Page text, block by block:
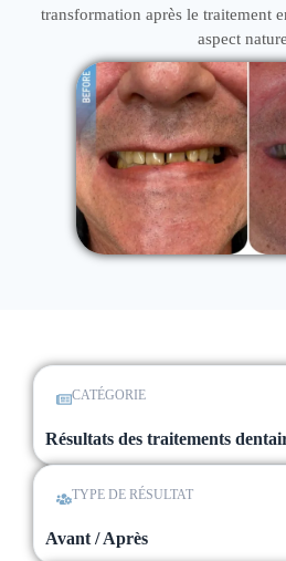
transformation après le traitement
aspect
CATÉGORIE
Résultats des traitements
TYPE DE RÉSULTAT
Avant / Après